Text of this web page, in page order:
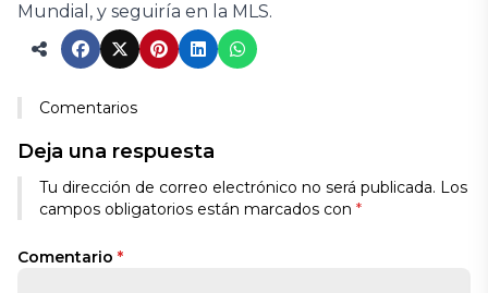
Mundial, y seguiría en la MLS.
Comentarios
Deja una respuesta
Tu dirección de correo electrónico no será publicada. Los
campos obligatorios están marcados con *
Comentario *